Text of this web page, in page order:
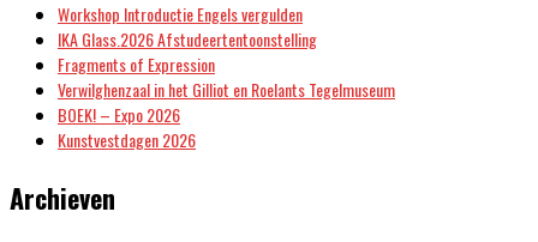
Workshop Introductie Engels vergulden
IKA Glass.2026 Afstudeertentoonstelling
Fragments of Expression
Verwilghenzaal in het Gilliot en Roelants Tegelmuseum
BOEK! – Expo 2026
Kunstvestdagen 2026
Archieven